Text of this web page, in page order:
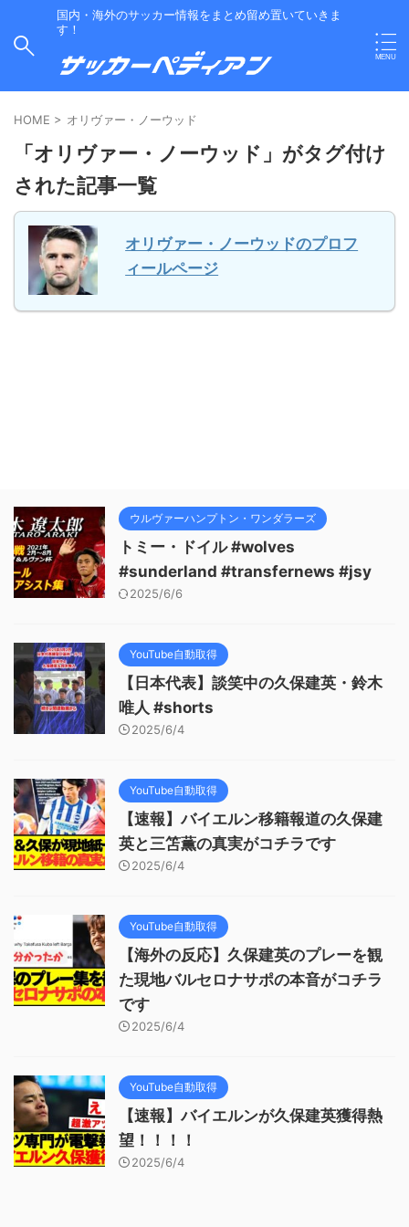
国内・海外のサッカー情報をまとめ留め置いていきま
す！
HOME > オリヴァー・ノーウッド
「オリヴァー・ノーウッド」がタグ付け
された記事一覧
オリヴァー・ノーウッドのプロフ
ィールページ
ウルヴァーハンプトン・ワンダラーズ
トミー・ドイル #wolves
#sunderland #transfernews #jsy
2025/6/6
YouTube自動取得
【日本代表】談笑中の久保建英・鈴木
唯人 #shorts
2025/6/4
YouTube自動取得
【速報】バイエルン移籍報道の久保建
英と三笘薫の真実がコチラです
2025/6/4
YouTube自動取得
【海外の反応】久保建英のプレーを観
た現地バルセロナサポの本音がコチラ
です
2025/6/4
YouTube自動取得
【速報】バイエルンが久保建英獲得熱
望！！！！
2025/6/4